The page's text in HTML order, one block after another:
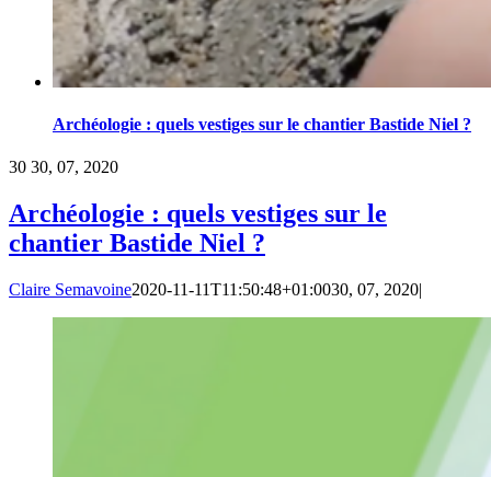
Archéologie : quels vestiges sur le chantier Bastide Niel ?
30 30, 07, 2020
Archéologie : quels vestiges sur le
chantier Bastide Niel ?
Claire Semavoine2020-11-11T11:50:48+01:0030, 07, 2020|